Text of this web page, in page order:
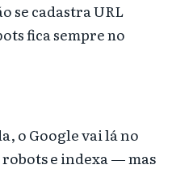
se cadastra URL
fica sempre no
o Google vai lá no
e indexa — mas